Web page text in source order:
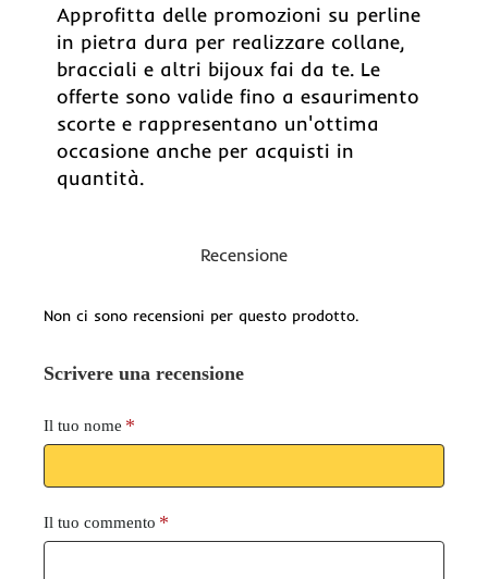
Approfitta delle promozioni su perline
in pietra dura per realizzare collane,
bracciali e altri bijoux fai da te. Le
offerte sono valide fino a esaurimento
scorte e rappresentano un'ottima
occasione anche per acquisti in
quantità.
Recensione
Non ci sono recensioni per questo prodotto.
Scrivere una recensione
Il tuo nome
Il tuo commento